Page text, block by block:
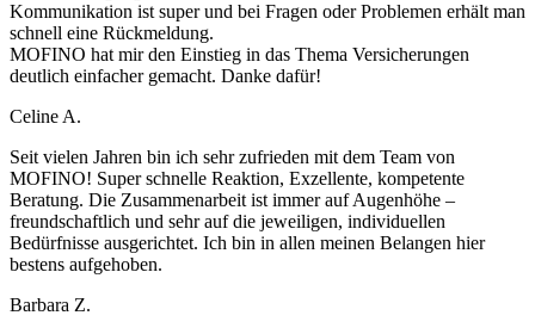
Kommunikation ist super und bei Fragen oder Problemen erhält man
schnell eine Rückmeldung.
MOFINO hat mir den Einstieg in das Thema Versicherungen
deutlich einfacher gemacht. Danke dafür!
Celine A.
Seit vielen Jahren bin ich sehr zufrieden mit dem Team von
MOFINO! Super schnelle Reaktion, Exzellente, kompetente
Beratung. Die Zusammenarbeit ist immer auf Augenhöhe –
freundschaftlich und sehr auf die jeweiligen, individuellen
Bedürfnisse ausgerichtet. Ich bin in allen meinen Belangen hier
bestens aufgehoben.
Barbara Z.